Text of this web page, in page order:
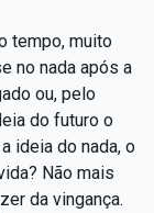
tempo, muito
no nada após a
ou, pelo
do futuro o
ideia do nada, o
Não mais
da vingança.